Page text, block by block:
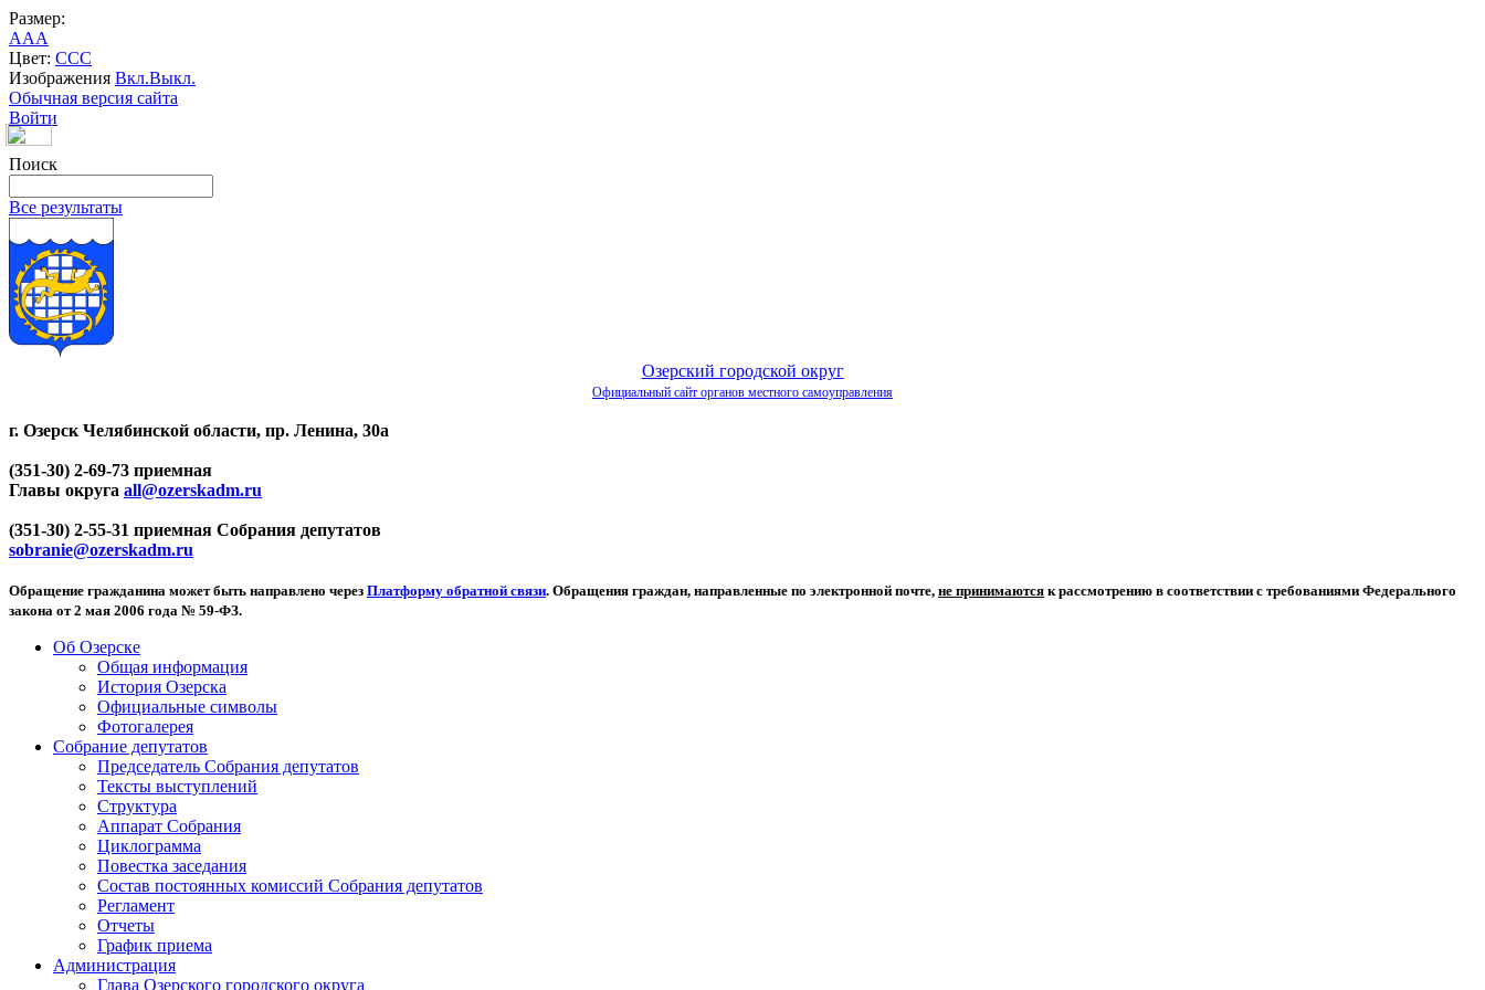
Размер:
AAA
Цвет: CCC
Изображения Вкл.Выкл.
Обычная версия сайта
Войти
Поиск
Все результаты
Озерский городской округ
Официальный сайт органов местного самоуправления
г. Озерск Челябинской области, пр. Ленина, 30а
(351-30) 2-69-73 приемная
Главы округа all@ozerskadm.ru
(351-30) 2-55-31 приемная Собрания депутатов
sobranie@ozerskadm.ru
Обращение гражданина может быть направлено через Платформу обратной связи. Обращения граждан, направленные по электронной почте, не принимаются к рассмотрению в соответствии с требованиями Федерального
закона от 2 мая 2006 года № 59-ФЗ.
Об Озерске
Общая информация
История Озерска
Официальные символы
Фотогалерея
Собрание депутатов
Председатель Собрания депутатов
Тексты выступлений
Структура
Аппарат Собрания
Циклограмма
Повестка заседания
Состав постоянных комиссий Собрания депутатов
Регламент
Отчеты
График приема
Администрация
Глава Озерского городского округа